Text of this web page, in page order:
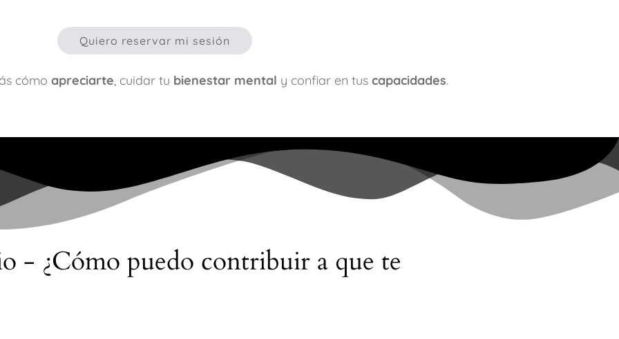
Quiero reservar mi sesión
cómo apreciarte, cuidar tu bienestar mental y confiar en tus capacidades.
- ¿Cómo puedo contribuir a que te